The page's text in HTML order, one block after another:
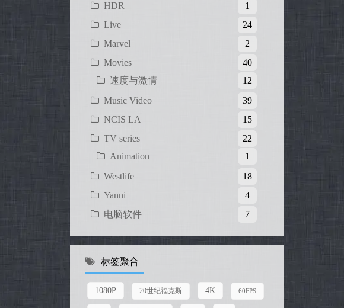
HDR
1
Live
24
Marvel
2
Movies
40
速度与激情
12
Music Video
39
NCIS LA
15
TV series
22
Animation
1
Westlife
18
Yanni
4
电脑软件
7
标签聚合
1080P 20世纪福克斯 4K 60FPS